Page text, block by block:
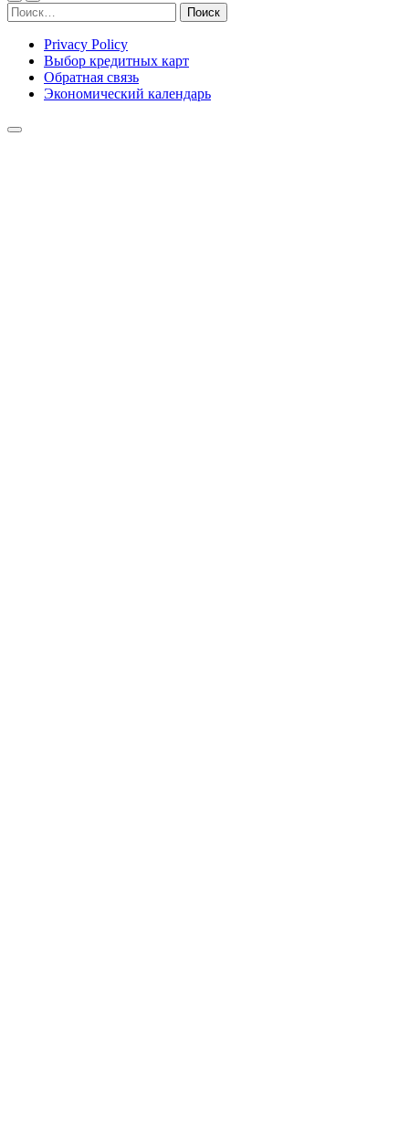
Найти:
Privacy Policy
Выбор кредитных карт
Обратная связь
Экономический календарь